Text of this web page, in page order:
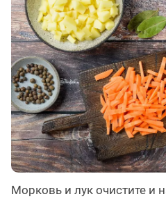
Морковь и лук очистите и